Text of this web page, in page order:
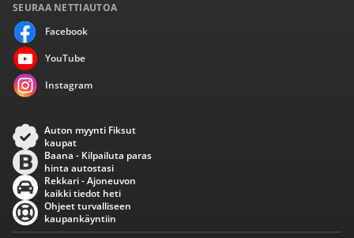
SEURAA NETTIAUTOA
Facebook
YouTube
Instagram
Auton myynti Fiksut
kaupat
Baana - Kilpailuta paras
hinta autostasi
Rekkari - Ajoneuvon
kaikki tiedot heti
Ohjeet turvalliseen
kaupankäyntiin